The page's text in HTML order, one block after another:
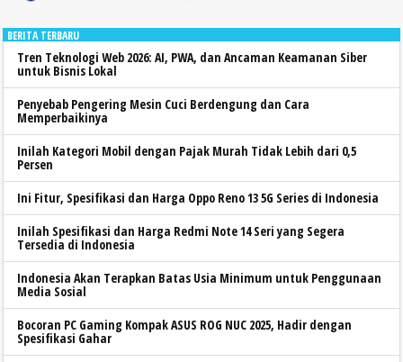
BERITA TERBARU
Tren Teknologi Web 2026: AI, PWA, dan Ancaman Keamanan Siber
untuk Bisnis Lokal
Penyebab Pengering Mesin Cuci Berdengung dan Cara
Memperbaikinya
Inilah Kategori Mobil dengan Pajak Murah Tidak Lebih dari 0,5
Persen
Ini Fitur, Spesifikasi dan Harga Oppo Reno 13 5G Series di Indonesia
Inilah Spesifikasi dan Harga Redmi Note 14 Seri yang Segera
Tersedia di Indonesia
Indonesia Akan Terapkan Batas Usia Minimum untuk Penggunaan
Media Sosial
Bocoran PC Gaming Kompak ASUS ROG NUC 2025, Hadir dengan
Spesifikasi Gahar